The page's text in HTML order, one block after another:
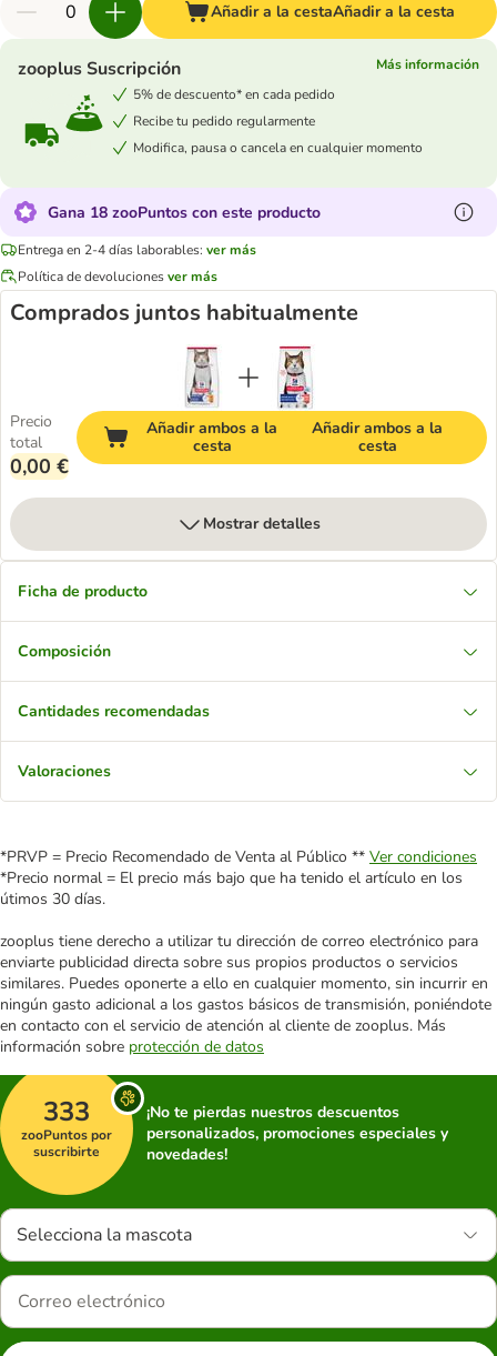
Añadir a la cestaAñadir a la cesta
zooplus Suscripción
Más información
5% de descuento* en cada pedido
Recibe tu pedido regularmente
Modifica, pausa o cancela en cualquier momento
Gana 18 zooPuntos con este producto
Entrega en 2-4 días laborables: ver más
Política de devolucionesver más
Comprados juntos habitualmente
Precio
total
0,00 €
Añadir ambos a la
cesta
Añadir ambos a la
cesta
Mostrar detalles
Ficha de producto
Composición
Cantidades recomendadas
Valoraciones
*PRVP = Precio Recomendado de Venta al Público ** Ver condiciones
*Precio normal = El precio más bajo que ha tenido el artículo en los
útimos 30 días.
zooplus tiene derecho a utilizar tu dirección de correo electrónico para
enviarte publicidad directa sobre sus propios productos o servicios
similares. Puedes oponerte a ello en cualquier momento, sin incurrir en
ningún gasto adicional a los gastos básicos de transmisión, poniéndote
en contacto con el servicio de atención al cliente de zooplus. Más
información sobre protección de datos
333
zooPuntos por
suscribirte
¡No te pierdas nuestros descuentos
personalizados, promociones especiales y
novedades!
Selecciona la mascota